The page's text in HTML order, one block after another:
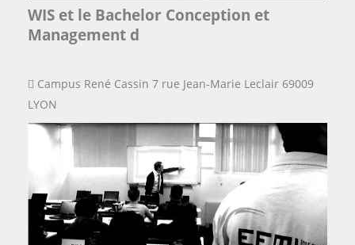
WIS et le Bachelor Conception et
Management d
Campus René Cassin 7 rue Jean-Marie Leclair 69009
LYON